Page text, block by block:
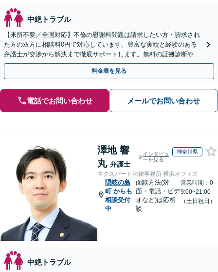
中絶トラブル
【来所不要／全国対応】不倫の慰謝料問題は請求したい方・請求され
た方の双方に相談料0円で対応しています。豊富な実績と経験のある
弁護士が交渉から解決まで徹底サポートします。無料の証拠診断や着
手金の返還保証もありますので安心してご相談ください。
料金表を見る
電話でお問い合わせ メールでお問い合わせ
澤地 響
丸 弁護士
インタビュ
ーを見る
神奈川県
ネクスパート法律事務所 横浜オフィス
隠岐の島
町 からも
相談受付
中
面談方法(対
面・電話・ビデ
オなど)は応相
談
営業時間：0
9:00~21:00
（土日祝日）
中絶トラブル